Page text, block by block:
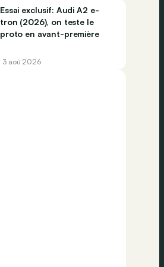
Essai exclusif: Audi A2 e-
tron (2026), on teste le
proto en avant-première
3 aoû 2026